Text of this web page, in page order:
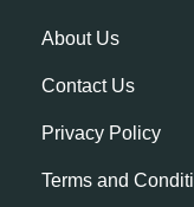
About Us
Contact Us
Privacy Policy
Terms and